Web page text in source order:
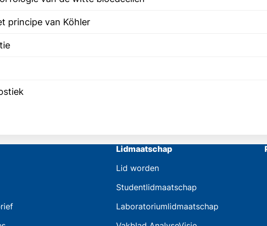
principe van Köhler
Lidmaatschap
Lid worden
Studentlidmaatschap
Laboratoriumlidmaatschap